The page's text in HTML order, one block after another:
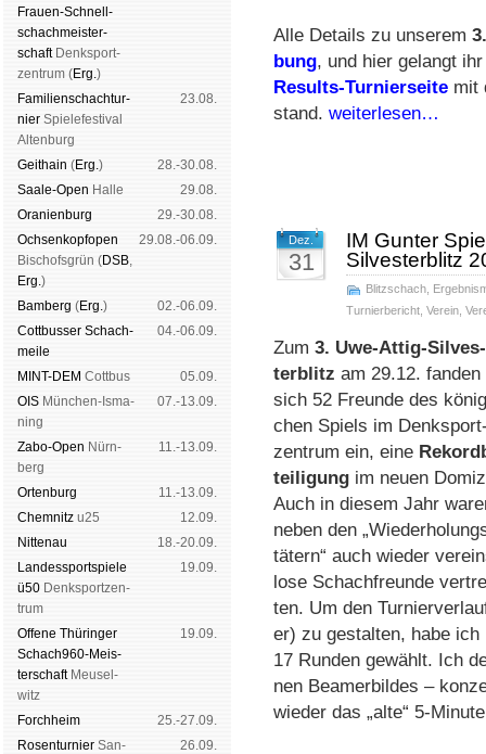
Frauen-Schnell­
schach­meis­ter­
schaftDenk­sport­
zen­trum (Erg.)
Familien­schach­tur­
nier Spiele­fes­ti­val
Al­ten­burg
23.08.
Geit­hain (Erg.)
28.-30.08.
Saale-Open Halle
29.08.
Oranien­burg
29.-30.08.
Och­sen­kopf­open
Bischofs­grün (DSB,
Erg.)
29.08.-06.09.
Bam­berg (Erg.)
02.-06.09.
Cott­busser Schach­
meile
04.-06.09.
MINT-DEM Cott­bus
05.09.
OIS Mün­chen-Is­ma­
ning
07.-13.09.
Zabo-Open Nürn­
berg
11.-13.09.
Orten­burg
11.-13.09.
Chem­nitz u25
12.09.
Nitte­nau
18.-20.09.
Landes­sport­spiele
ü50 Denk­sport­zen­
trum
19.09.
Offene Thü­rin­ger
Schach960-Meis­
ter­schaftMeu­sel­
witz
19.09.
Forch­heim
25.-27.09.
Rosen­tur­nier San­
26.09.
Alle De­tails zu un­se­rem
bung, und hier gelangt
Results-Turnierseite mit
stand. weiterlesen…
Dez.
31
IM Gunter
Silvesterblitz
Blitzschach
Turnierbericht Verein
Zum 3. Uwe-Attig-Sil­ves­
ter­blitz am 29.12. fan­den
sich 52 Freun­de des
chen Spiels im
zen­trum ein, ei­ne
tei­li­gung im neu­en
Auch in die­sem Jahr
ne­ben den
tä­tern“ auch wie­der
lo­se Schach­freun­de
ten. Um den
er) zu ge­stal­ten, ha­be
17 Run­den ge­wählt. Ich
nen Bea­mer­bil­des –
wie­der das „alte“ 5-